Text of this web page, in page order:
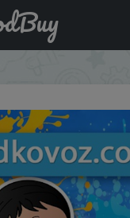
- Акутальные